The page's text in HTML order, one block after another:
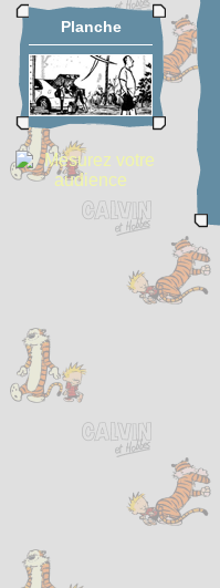
Planche